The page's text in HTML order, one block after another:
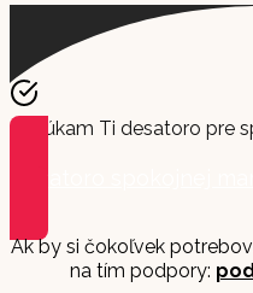
Ponúkam Ti desatoro pre
Ak by si čokoľvek
na tím podpory: